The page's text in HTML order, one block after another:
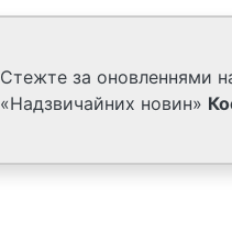
Стежте за оновленнями
«Надзвичайних новин»